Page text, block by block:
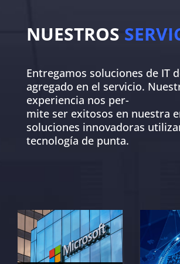
NUESTROS
Entregamos soluciones de IT
agregado en el servicio.
experiencia nos per-
mite ser exitosos en nuestra
soluciones innovadoras
tecnología de punta.